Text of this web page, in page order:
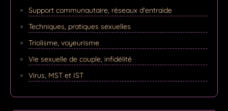
Support communautaire, réseaux d'entraide
Techniques, pratiques sexuelles
Triolisme, voyeurisme
Vie sexuelle de couple, infidélité
Virus, MST et IST